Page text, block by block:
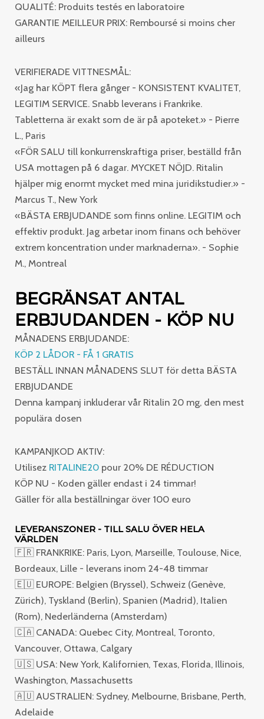
QUALITÉ: Produits testés en laboratoire
GARANTIE MEILLEUR PRIX: Remboursé si moins cher
ailleurs
VERIFIERADE VITTNESMÅL:
«Jag har KÖPT flera gånger - KONSISTENT KVALITET,
LEGITIM SERVICE. Snabb leverans i Frankrike.
Tabletterna är exakt som de är på apoteket.» - Pierre
L., Paris
«FÖR SALU till konkurrenskraftiga priser, beställd från
USA mottagen på 6 dagar. MYCKET NÖJD. Ritalin
hjälper mig enormt mycket med mina juridikstudier.» -
Marcus T., New York
«BÄSTA ERBJUDANDE som finns online. LEGITIM och
effektiv produkt. Jag arbetar inom finans och behöver
extrem koncentration under marknaderna». - Sophie
M., Montreal
BEGRÄNSAT ANTAL
ERBJUDANDEN - KÖP NU
MÅNADENS ERBJUDANDE:
KÖP 2 LÅDOR - FÅ 1 GRATIS
BESTÄLL INNAN MÅNADENS SLUT för detta BÄSTA
ERBJUDANDE
Denna kampanj inkluderar vår Ritalin 20 mg, den mest
populära dosen
KAMPANJKOD AKTIV:
Utilisez RITALINE20 pour 20% DE RÉDUCTION
KÖP NU - Koden gäller endast i 24 timmar!
Gäller för alla beställningar över 100 euro
LEVERANSZONER - TILL SALU ÖVER HELA
VÄRLDEN
🇫🇷 FRANKRIKE: Paris, Lyon, Marseille, Toulouse, Nice,
Bordeaux, Lille - leverans inom 24-48 timmar
🇪🇺 EUROPE: Belgien (Bryssel), Schweiz (Genève,
Zürich), Tyskland (Berlin), Spanien (Madrid), Italien
(Rom), Nederländerna (Amsterdam)
🇨🇦 CANADA: Quebec City, Montreal, Toronto,
Vancouver, Ottawa, Calgary
🇺🇸 USA: New York, Kalifornien, Texas, Florida, Illinois,
Washington, Massachusetts
🇦🇺 AUSTRALIEN: Sydney, Melbourne, Brisbane, Perth,
Adelaide